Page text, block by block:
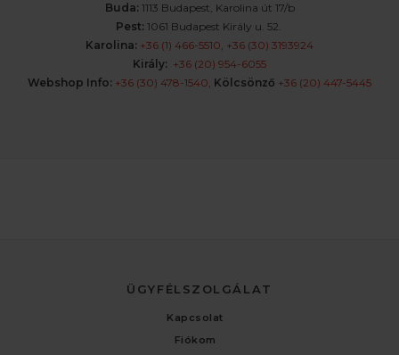
Buda: 1113 Budapest, Karolina út 17/b
Pest: 1061 Budapest Király u. 52.
Karolina: +36 (1) 466-5510, +36 (30) 3193924
Király: +36 (20) 954-6055
Webshop Info: +36 (30) 478-1540, Kölcsönző +36 (20) 447-5445
ÜGYFÉLSZOLGÁLAT
Kapcsolat
Fiókom